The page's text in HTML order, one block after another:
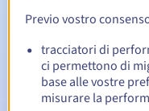
Notifiche
scadenza
Email il giorno della
sospensione del
Previo vostro
tracciatori di
ci permettono di
base alle vostre
misurare la